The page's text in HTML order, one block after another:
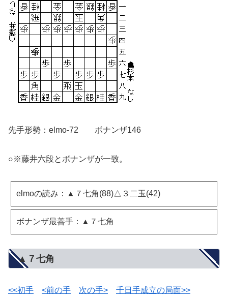
先手形勢：elmo-72 ボナンザ146
○※藤井六段とボナンザが一致。
elmoの読み：▲７七角(88)△３二玉(42)
ボナンザ最善手：▲７七角
▲７七角
<<初手 <前の手 次の手> 千日手成立の局面>>